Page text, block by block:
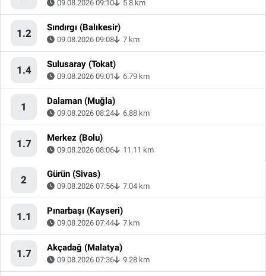
09.08.2026 09:10 5.8 km
1.2 Sındırgı (Balıkesir)
09.08.2026 09:08 7 km
1.4 Sulusaray (Tokat)
09.08.2026 09:01 6.79 km
1 Dalaman (Muğla)
09.08.2026 08:24 6.88 km
1.7 Merkez (Bolu)
09.08.2026 08:06 11.11 km
2 Gürün (Sivas)
09.08.2026 07:56 7.04 km
1.1 Pınarbaşı (Kayseri)
09.08.2026 07:44 7 km
1.7 Akçadağ (Malatya)
09.08.2026 07:36 9.28 km